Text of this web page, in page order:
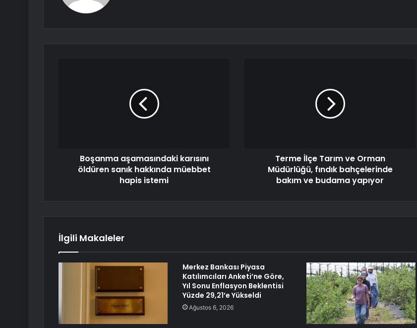
Boşanma aşamasındaki karısını
öldüren sanık hakkında müebbet
hapis istemi
Terme İlçe Tarım ve Orman
Müdürlüğü, fındık bahçelerinde
bakım ve budama yapıyor
İlgili Makaleler
Merkez Bankası Piyasa
Katılımcıları Anketi’ne Göre,
Yıl Sonu Enflasyon Beklentisi
Yüzde 29,21’e Yükseldi
Ağustos 6, 2026